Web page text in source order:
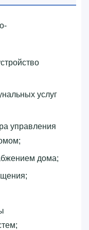
услуг
управления
дома;